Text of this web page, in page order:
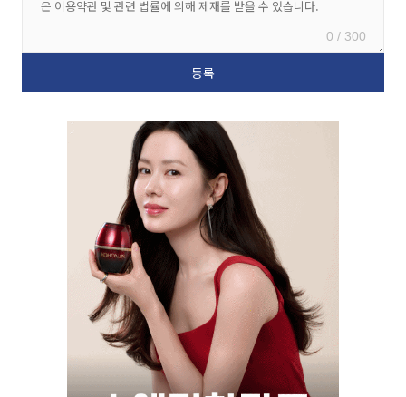
0 / 300